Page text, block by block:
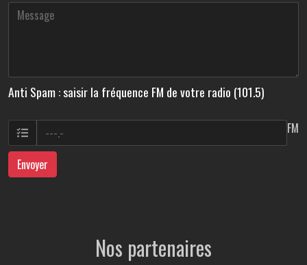
Anti Spam : saisir la fréquence FM de votre radio (101.5)
FM
Envoyer
Nos partenaires